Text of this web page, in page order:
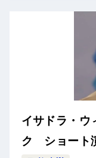
イサドラ・
ク ショート